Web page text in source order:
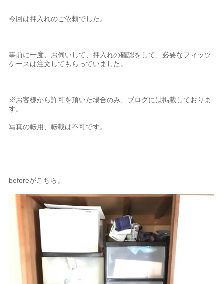
今回は押入れのご依頼でした。
事前に一度、お伺いして、押入れの確認をして、必要なフィッツ
ケースは注文してもらっていました。
※お客様から許可を頂いた場合のみ、ブログには掲載しておりま
す。
写真の転用、転載は不可です。
beforeがこちら。